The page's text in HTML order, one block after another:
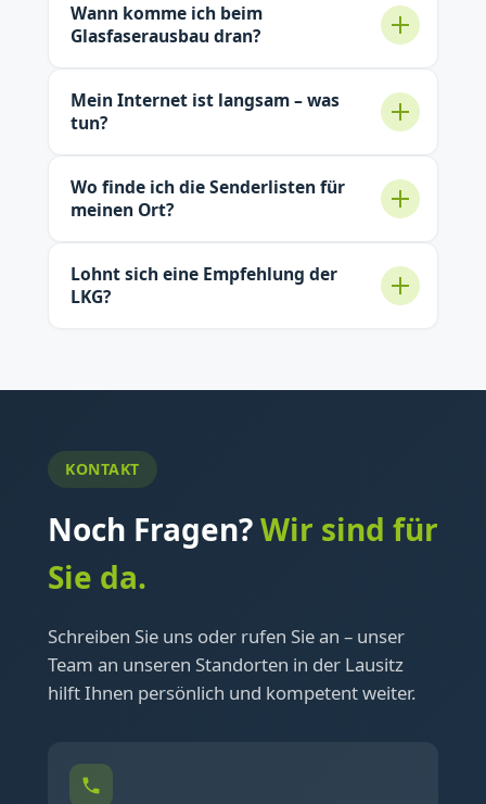
Wann komme ich beim
Glasfaserausbau dran?
Mein Internet ist langsam – was
tun?
Wo finde ich die Senderlisten für
meinen Ort?
Lohnt sich eine Empfehlung der
LKG?
KONTAKT
Noch Fragen?Wir sind für
Sie da.
Schreiben Sie uns oder rufen Sie an – unser
Team an unseren Standorten in der Lausitz
hilft Ihnen persönlich und kompetent weiter.